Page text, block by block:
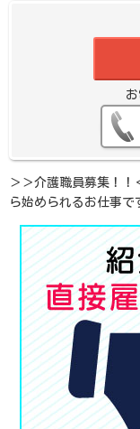
＞＞介護職員募集！
ら始められるお仕事